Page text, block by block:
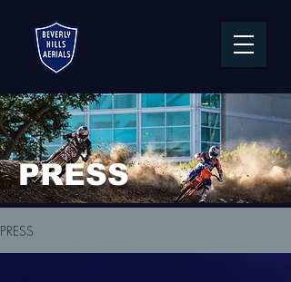
PRESS
PRESS